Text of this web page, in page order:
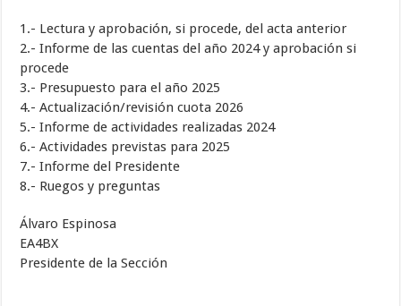
1.- Lectura y aprobación, si procede, del acta anterior
2.- Informe de las cuentas del año 2024 y aprobación si
procede
3.- Presupuesto para el año 2025
4.- Actualización/revisión cuota 2026
5.- Informe de actividades realizadas 2024
6.- Actividades previstas para 2025
7.- Informe del Presidente
8.- Ruegos y preguntas
Álvaro Espinosa
EA4BX
Presidente de la Sección